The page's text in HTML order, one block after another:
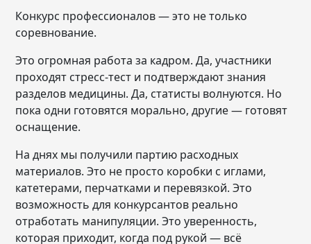
Конкурс профессионалов — это не только
соревнование.
Это огромная работа за кадром. Да, участники
проходят стресс-тест и подтверждают знания
разделов медицины. Да, статисты волнуются. Но
пока одни готовятся морально, другие — готовят
оснащение.
На днях мы получили партию расходных
материалов. Это не просто коробки с иглами,
катетерами, перчатками и перевязкой. Это
возможность для конкурсантов реально
отработать манипуляции. Это уверенность,
которая приходит, когда под рукой — всё